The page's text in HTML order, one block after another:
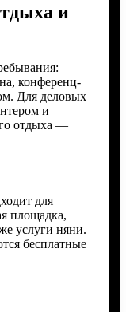
и
конференц-
Для деловых
и
отдыха —
для
площадка,
услуги няни.
бесплатные